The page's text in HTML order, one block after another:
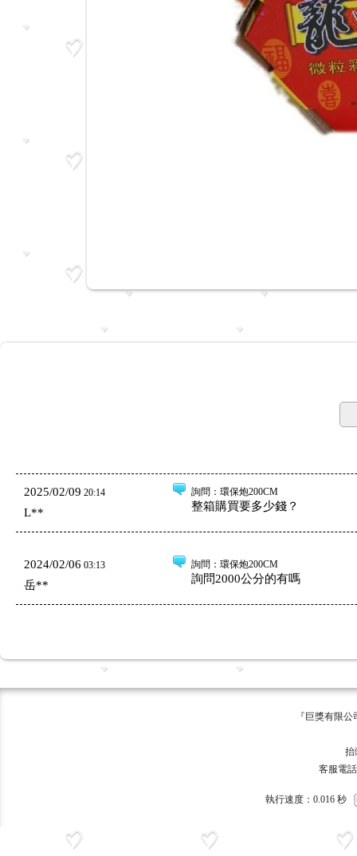
2025/02/09 20:14
L**
詢問 ：環保炮200CM
整箱購買要多少錢？
2024/02/06 03:13
岳**
詢問 ：環保炮200CM
詢問2000公分的有嗎
『巨獎有限公司
抬頭:巨
客服電話
執行速度 ：0.016 秒